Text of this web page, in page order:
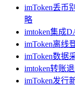
imToken丢币
略
imtoken集成
imToken离线
imToken数据
imtoken转账
imToken发行